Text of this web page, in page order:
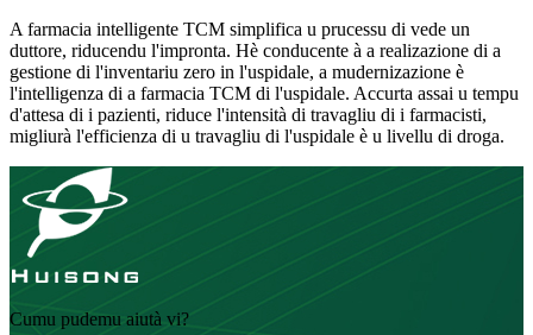
A farmacia intelligente TCM simplifica u prucessu di vede un
duttore, riducendu l'impronta. Hè conducente à a realizazione di a
gestione di l'inventariu zero in l'uspidale, a mudernizazione è
l'intelligenza di a farmacia TCM di l'uspidale. Accurta assai u tempu
d'attesa di i pazienti, riduce l'intensità di travagliu di i farmacisti,
migliurà l'efficienza di u travagliu di l'uspidale è u livellu di droga.
Cumu pudemu aiutà vi?